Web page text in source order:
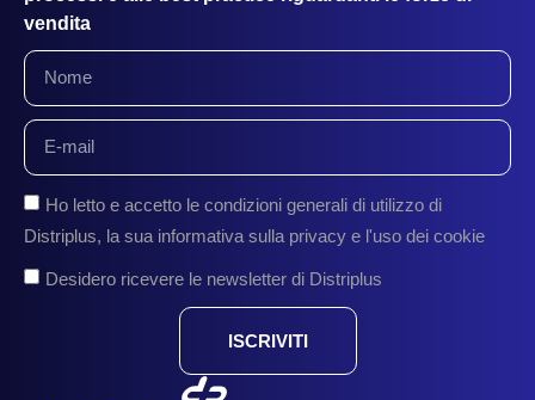
vendita
Ho letto e accetto le condizioni generali di utilizzo di
Distriplus, la sua informativa sulla privacy e l'uso dei cookie
Desidero ricevere le newsletter di Distriplus
ISCRIVITI